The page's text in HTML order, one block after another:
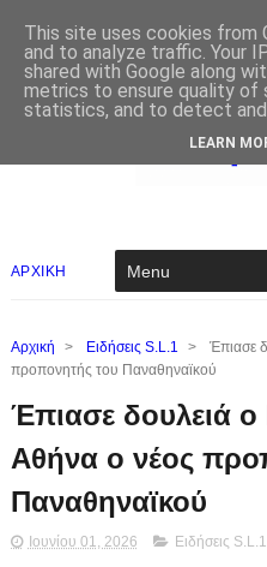
ΑΡΧΙΚΗ
Αρχική > Ειδήσεις S.L.1 >
Έπιασε
προπονητής του Παναθηναϊκού
Έπιασε δουλειά
Αθήνα ο νέος
Παναθηναϊκού
Ιουνίου 01, 2026 Ειδήσεις S.L.1
This site uses cookies from
and to analyze traffic. Your
shared with Google along
metrics to ensure quality of
statistics, and to detect and
LEARN